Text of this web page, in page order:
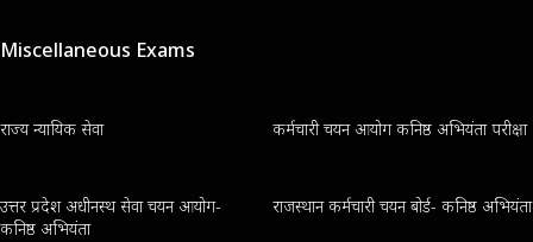
Miscellaneous Exams
राज्य न्यायिक सेवा कर्मचारी चयन आयोग कनिष्ठ अभियंता परीक्षा
उत्तर प्रदेश अधीनस्थ सेवा चयन आयोग-
कनिष्ठ अभियंता
राजस्थान कर्मचारी चयन बोर्ड- कनिष्ठ अभियंता